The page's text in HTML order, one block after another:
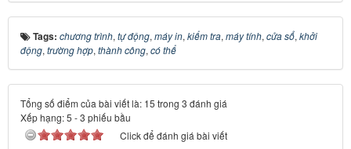
Tags: chương trình, tự động, máy in, kiểm tra, máy tính, cửa sổ, khởi
động, trường hợp, thành công, có thể
Tổng số điểm của bài viết là: 15 trong 3 đánh giá
Xếp hạng:5 -3 phiếu bầu
Click để đánh giá bài viết